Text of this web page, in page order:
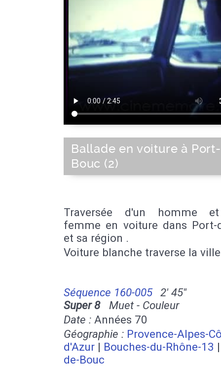
Ballade en voiture à
Bouc (2)
Traversée d'un homme
femme en voiture dans Port-
et sa région .
Voiture blanche traverse la ville
Séquence 160-005
2' 45''
Super 8Muet - Couleur
Date : Années 70
Géographie : Provence-Alpes-
d'Azur | Bouches-du-Rhône-13
de-Bouc